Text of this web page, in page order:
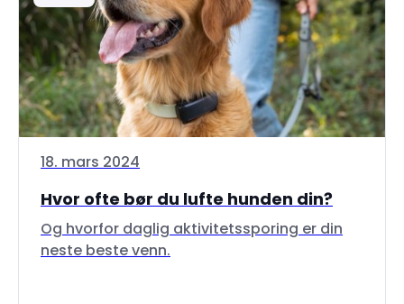
18. mars 2024
Hvor ofte bør du lufte hunden din?
Og hvorfor daglig aktivitetssporing er din
neste beste venn.